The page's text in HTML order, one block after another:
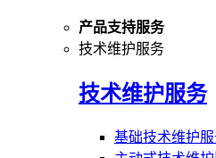
产品支持服务
技术维护服务
技术维护服务
基础技术维护